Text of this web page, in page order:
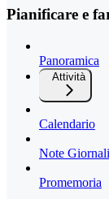
Pianificare e
Panoramica
Attività
Calendario
Note
Promemoria